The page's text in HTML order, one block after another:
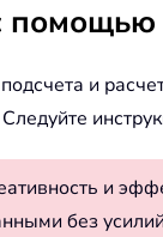
и
и
без